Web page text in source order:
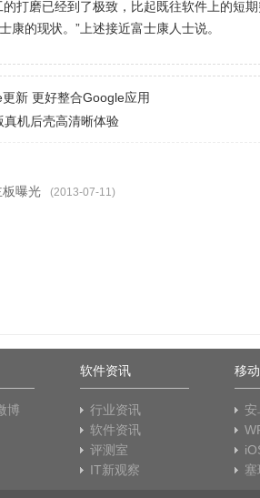
磨已经到了极致，比起既往软件上的短期
康的现状。”上述接近富士康人士说。
新 更好整合Google应用
真机后壳高清晰体验
曝光
(2013-07-11)
博
软件资讯
行业资讯
软件资讯
评测室
IT新观察
移
安